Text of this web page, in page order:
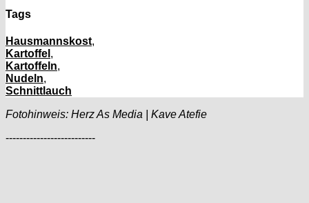
Tags
Hausmannskost,
Kartoffel ,
Kartoffeln,
Nudeln,
Schnittlauch
Fotohinweis: Herz As Media | Kave Atefie
--------------------------